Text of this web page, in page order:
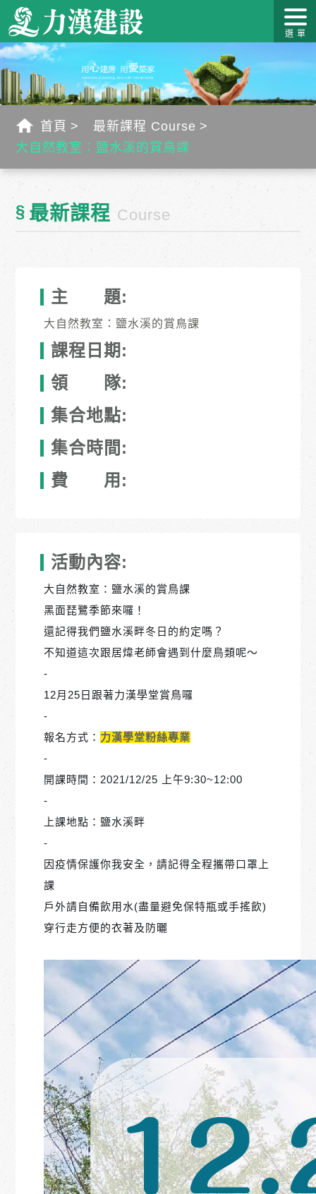
關於力
漢
最新消
息
作品介
紹
力漢學
堂
幸福工
藝
客戶服
首頁
最新課程 Course
大自然教室：鹽水溪的賞鳥課
§ 最新課程 Course
主 題:
大自然教室：鹽水溪的賞鳥課
課程日期:
領 隊:
集合地點:
集合時間:
費 用:
活動內容:
大自然教室：鹽水溪的賞鳥課
黑面琵鷺季節來囉！
還記得我們鹽水溪畔冬日的約定嗎？
不知道這次跟居煒老師會遇到什麼鳥類呢～
-
12月25日跟著力漢學堂賞鳥囉
-
報名方式： 力漢學堂粉絲專業
-
開課時間：2021/12/25 上午9:30~12:00
-
上課地點：鹽水溪畔
-
因疫情保護你我安全，請記得全程攜帶口罩上
課
戶外請自備飲用水(盡量避免保特瓶或手搖飲)
穿行走方便的衣著及防曬